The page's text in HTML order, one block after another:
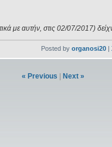
με αυτήν, στις 02/07/2017)
Posted byorganosi20 |
« Previous
Next »